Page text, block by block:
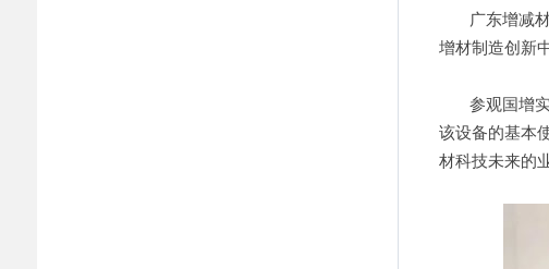
广东增减材
增材制造创新
参观国增实
该设备的基本
材科技未来的